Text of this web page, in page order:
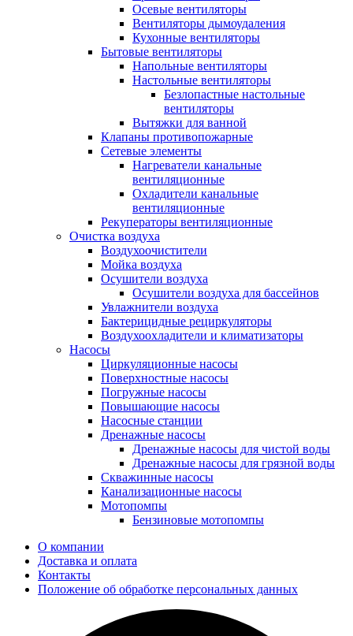
Осевые вентиляторы
Вентиляторы дымоудаления
Кухонные вентиляторы
Бытовые вентиляторы
Напольные вентиляторы
Настольные вентиляторы
Безлопастные настольные
вентиляторы
Вытяжки для ванной
Клапаны противопожарные
Сетевые элементы
Нагреватели канальные
вентиляционные
Охладители канальные
вентиляционные
Рекуператоры вентиляционные
Очистка воздуха
Воздухоочистители
Мойка воздуха
Осушители воздуха
Осушители воздуха для бассейнов
Увлажнители воздуха
Бактерицидные рециркуляторы
Воздухоохладители и климатизаторы
Насосы
Циркуляционные насосы
Поверхностные насосы
Погружные насосы
Повышающие насосы
Насосные станции
Дренажные насосы
Дренажные насосы для чистой воды
Дренажные насосы для грязной воды
Скважинные насосы
Канализационные насосы
Мотопомпы
Бензиновые мотопомпы
О компании
Доставка и оплата
Контакты
Положение об обработке персональных данных